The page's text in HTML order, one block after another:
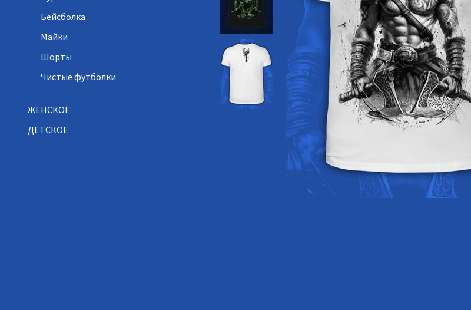
Бейсболка
Майки
Шорты
Чистые футболки
ЖЕНСКОЕ
ДЕТСКОЕ